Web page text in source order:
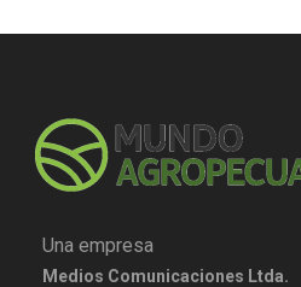
Una empresa
Medios Comunicaciones Ltda.